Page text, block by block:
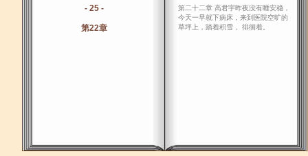
- 25 -
第22章
第二十二章 高君宇昨夜没有睡安稳，
今天一早就下病床，来到医院空旷的
草坪上，踏着积雪， 徘徊着。